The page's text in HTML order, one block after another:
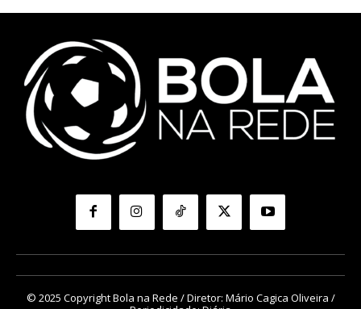
© 2025 Copyright Bola na Rede / Diretor: Mário Cagica Oliveira /